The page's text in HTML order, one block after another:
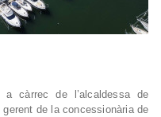
càrrec de l’alcaldessa de
de la concessionària de